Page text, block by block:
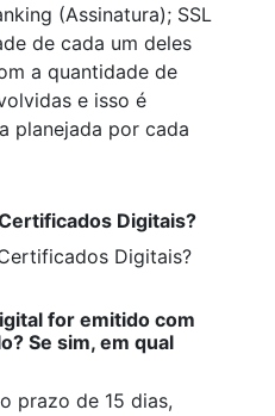
(Assinatura); SSL
de cada um deles
a quantidade de
e isso é
planejada por cada
Digitais?
Digitais?
for emitido com
Se sim, em qual
prazo de 15 dias,